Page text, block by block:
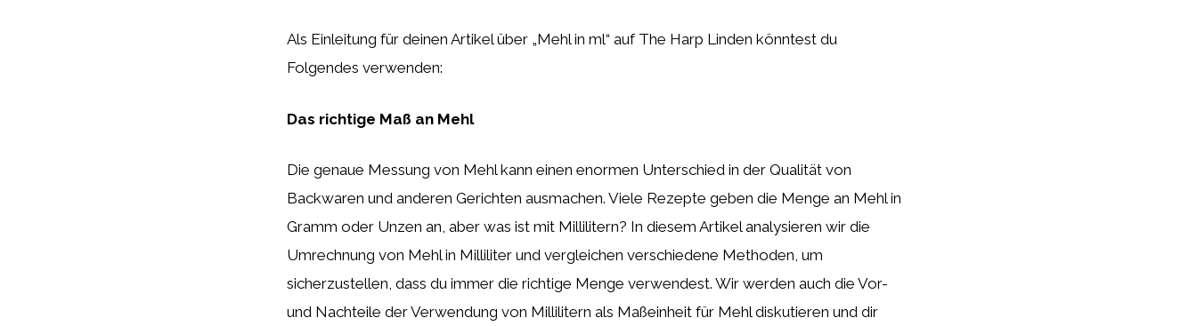
Als Einleitung für deinen Artikel über „Mehl in ml“ auf The Harp Linden könntest du
Folgendes verwenden:
Das richtige Maß an Mehl
Die genaue Messung von Mehl kann einen enormen Unterschied in der Qualität von
Backwaren und anderen Gerichten ausmachen. Viele Rezepte geben die Menge an Mehl in
Gramm oder Unzen an, aber was ist mit Millilitern? In diesem Artikel analysieren wir die
Umrechnung von Mehl in Milliliter und vergleichen verschiedene Methoden, um
sicherzustellen, dass du immer die richtige Menge verwendest. Wir werden auch die Vor-
und Nachteile der Verwendung von Millilitern als Maßeinheit für Mehl diskutieren und dir